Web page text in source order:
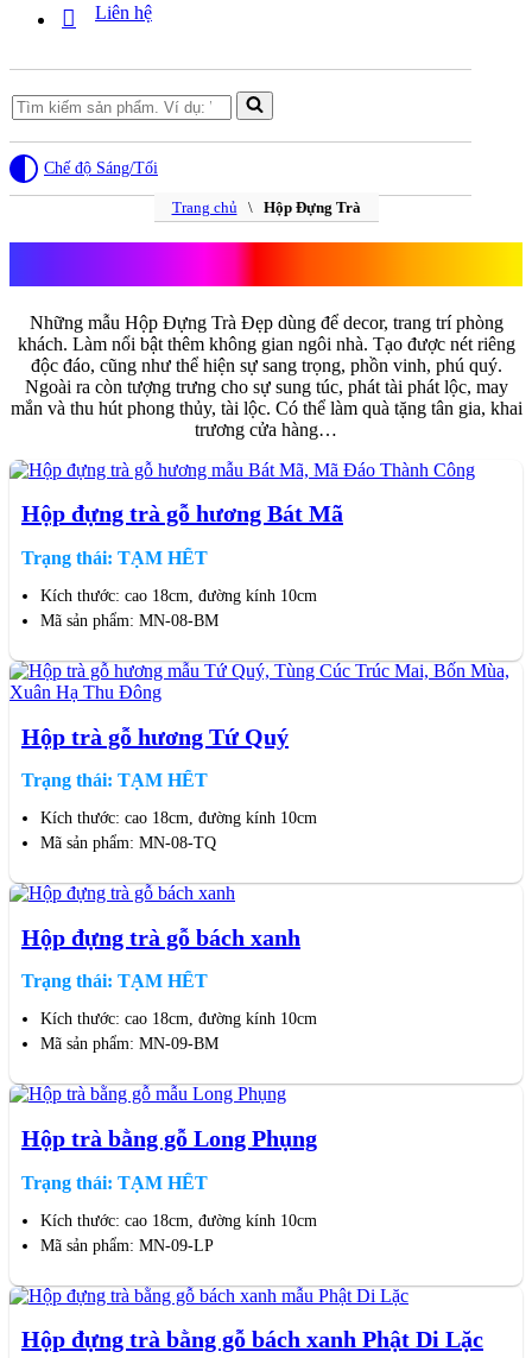
Liên hệ
Search
for...
Chế độ Sáng/Tối
Trang chủ\ Hộp Đựng Trà
Những mẫu Hộp Đựng Trà Đẹp dùng để decor, trang trí phòng
khách. Làm nổi bật thêm không gian ngôi nhà. Tạo được nét riêng
độc đáo, cũng như thể hiện sự sang trọng, phồn vinh, phú quý.
Ngoài ra còn tượng trưng cho sự sung túc, phát tài phát lộc, may
mắn và thu hút phong thủy, tài lộc. Có thể làm quà tặng tân gia, khai
trương cửa hàng…
Hộp đựng trà gỗ hương Bát Mã
Trạng thái: TẠM HẾT
Kích thước: cao 18cm, đường kính 10cm
Mã sản phẩm: MN-08-BM
Hộp trà gỗ hương Tứ Quý
Trạng thái: TẠM HẾT
Kích thước: cao 18cm, đường kính 10cm
Mã sản phẩm: MN-08-TQ
Hộp đựng trà gỗ bách xanh
Trạng thái: TẠM HẾT
Kích thước: cao 18cm, đường kính 10cm
Mã sản phẩm: MN-09-BM
Hộp trà bằng gỗ Long Phụng
Trạng thái: TẠM HẾT
Kích thước: cao 18cm, đường kính 10cm
Mã sản phẩm: MN-09-LP
Hộp đựng trà bằng gỗ bách xanh Phật Di Lặc